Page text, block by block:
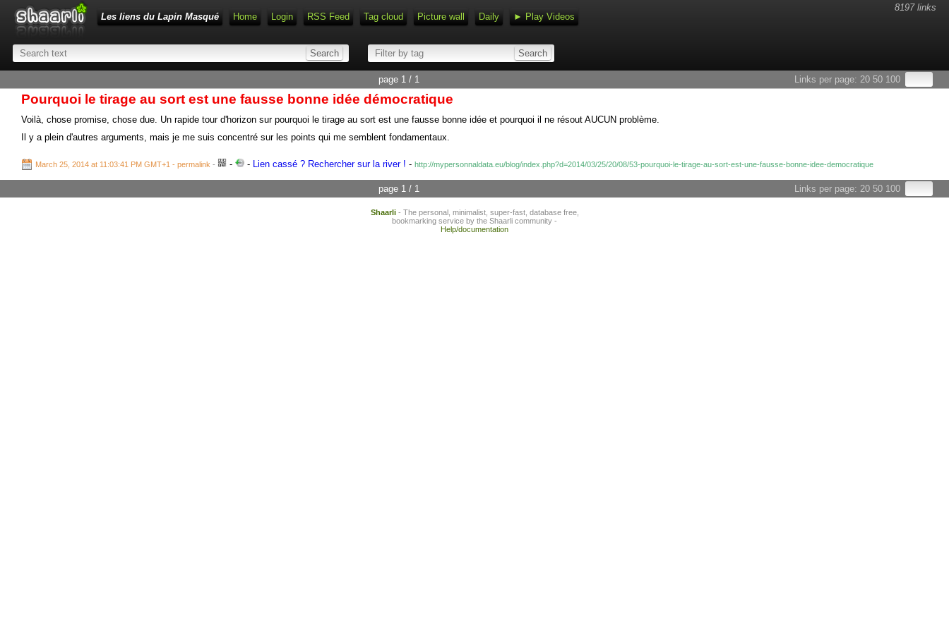
8197 links
Les liens du Lapin Masqué
Home Login RSS Feed Tag cloud Picture wall Daily ► Play Videos
Links per page: 20 50 100
page 1 / 1
Pourquoi le tirage au sort est une fausse bonne idée démocratique
Voilà, chose promise, chose due. Un rapide tour d'horizon sur pourquoi le tirage au sort est une fausse bonne idée et pourquoi il ne résout AUCUN problème.
Il y a plein d'autres arguments, mais je me suis concentré sur les points qui me semblent fondamentaux.
March 25, 2014 at 11:03:41 PM GMT+1 - permalink - - - Lien cassé ? Rechercher sur la river ! - http://mypersonnaldata.eu/blog/index.php?d=2014/03/25/20/08/53-pourquoi-le-tirage-au-sort-est-une-fausse-bonne-idee-democratique
Links per page: 20 50 100
page 1 / 1
Shaarli- The personal, minimalist, super-fast, database free,
bookmarking service by the Shaarli community -
Help/documentation